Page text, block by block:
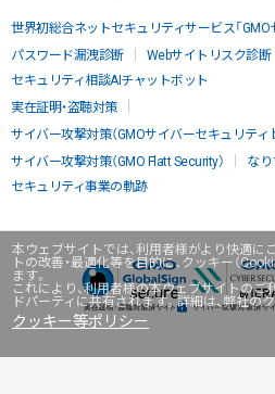
本ウェブサイトでは、利用者様がより快適に
トの改善・最適化等を目的に、クッキー（
ます。
これにより、利用者様の本ウェブサイトのご
ドパーティに共有されます。詳細は、弊社の
クッキー等ポリシー
世界初総合ネットセキュリティサービス「GMO
パスワード漏洩診断
Webサイトリスク診断
セキュリティ相談AIチャットボット
実在証明・盗聴対策
サイバー攻撃対策（GMOサイバーセキュリティ
サイバー攻撃対策（GMO Flatt Security）
な
セキュリティ事業の軌跡